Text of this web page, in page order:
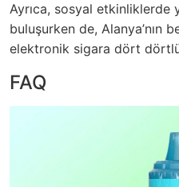
Ayrıca, sosyal etkinliklerde
buluşurken de, Alanya’nın
elektronik sigara dört
FAQ